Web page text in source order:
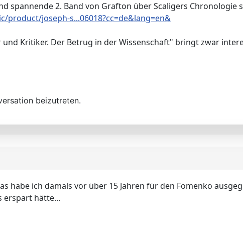
spannende 2. Band von Grafton über Scaligers Chronologie
product/joseph-s...06018?cc=de&lang=en&
und Kritiker. Der Betrug in der Wissenschaft" bringt zwar
beizutreten.
habe ich damals vor über 15 Jahren für den Fomenko
erspart hätte...